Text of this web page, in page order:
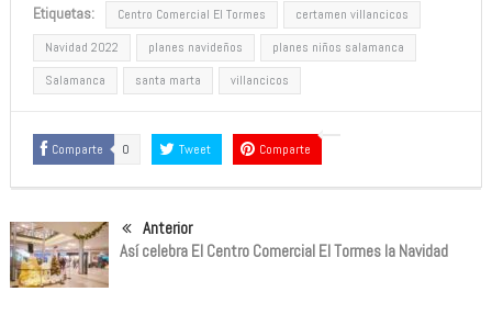
Etiquetas: Centro Comercial El Tormes
certamen villancicos
Navidad 2022
planes navideños
planes niños salamanca
Salamanca
santa marta villancicos
Comparte 0 Tweet Comparte
Anterior
Así celebra El Centro Comercial El Tormes la Navidad